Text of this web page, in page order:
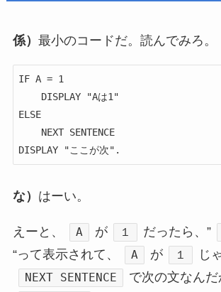
係） 最小のコードだ。読んでみろ。
IF A = 1
ELSE
DISPLAY "ここが次".
な） はーい。
えーと、 A が １ だったら、”
“って表示されて、 A が １ じ
NEXT SENTENCE で次の文なんだ